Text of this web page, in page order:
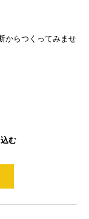
からつくってみませ
む